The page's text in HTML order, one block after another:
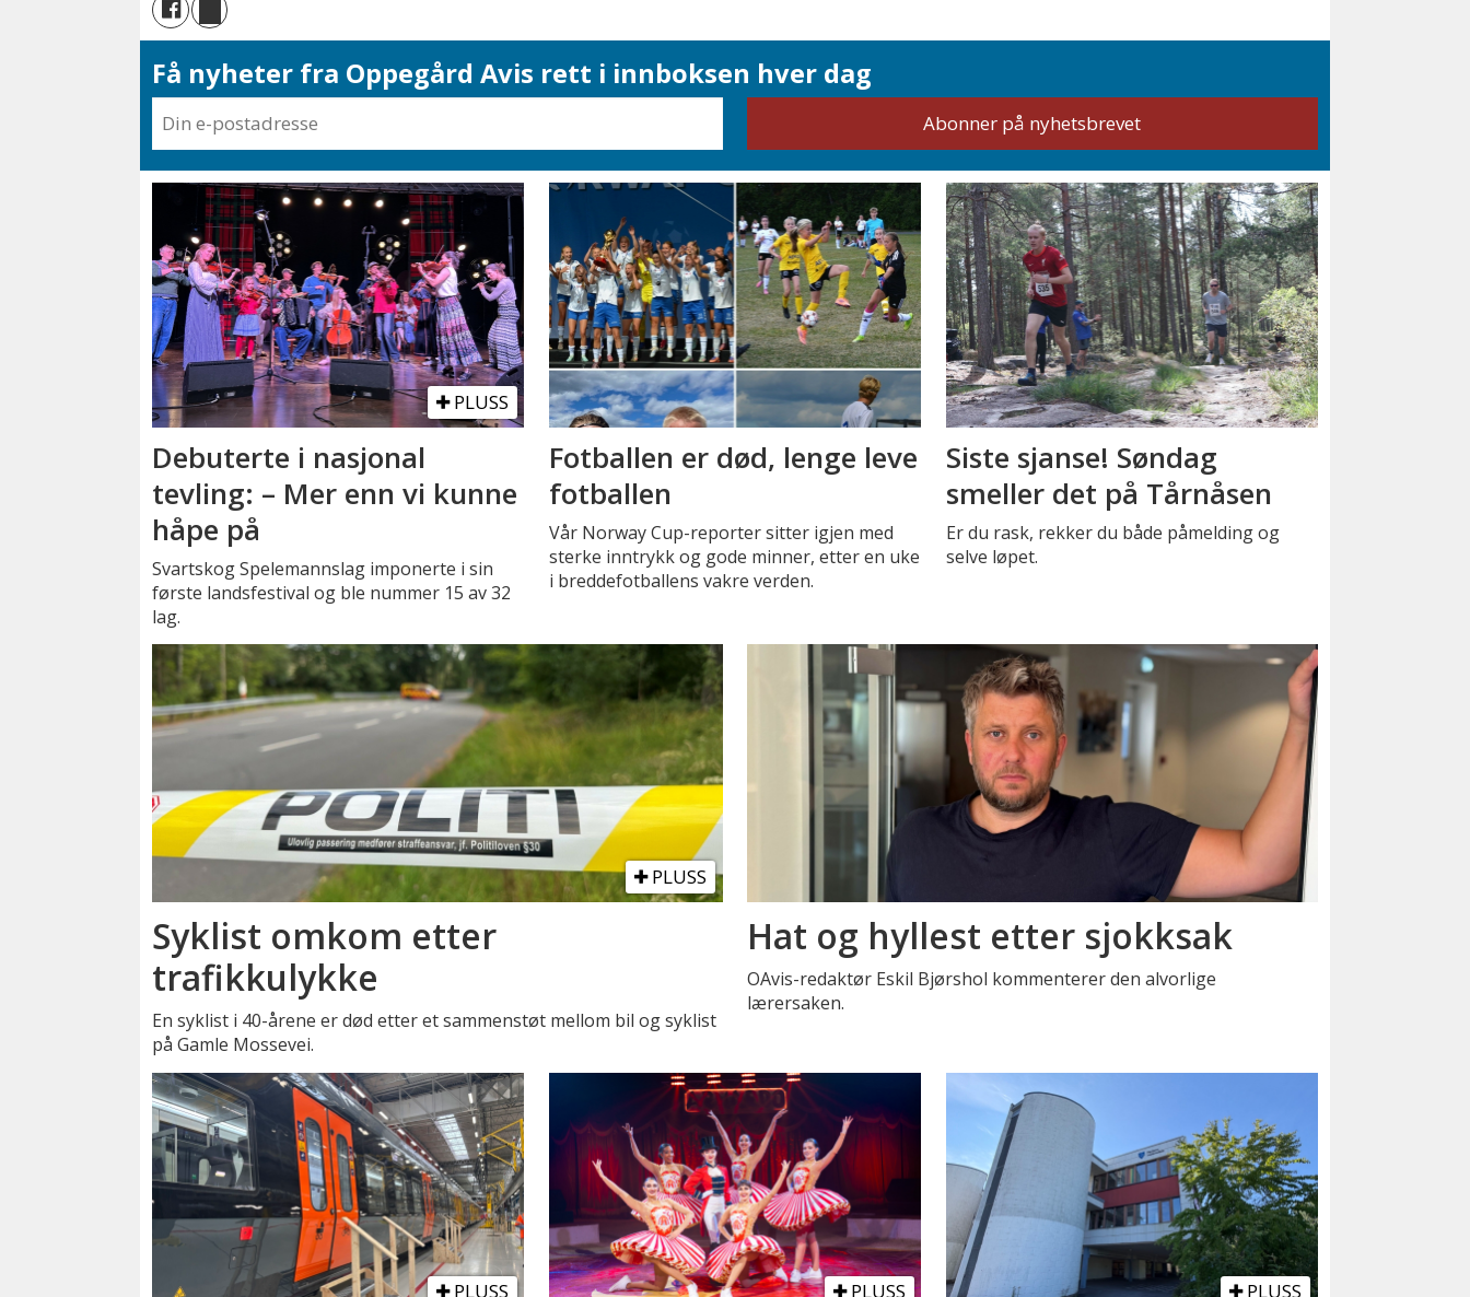
Få nyheter fra Oppegård Avis rett i innboksen hver dag
PLUSS
Debuterte i nasjonal
tevling: – Mer enn vi kunne
håpe på
Svartskog Spelemannslag imponerte i sin
første landsfestival og ble nummer 15 av 32
lag.
Fotballen er død, lenge leve
fotballen
Vår Norway Cup-reporter sitter igjen med
sterke inntrykk og gode minner, etter en uke
i breddefotballens vakre verden.
Siste sjanse! Søndag
smeller det på Tårnåsen
Er du rask, rekker du både påmelding og
selve løpet.
PLUSS
Syklist omkom etter
trafikkulykke
En syklist i 40-årene er død etter et sammenstøt mellom bil og syklist
på Gamle Mossevei.
Hat og hyllest etter sjokksak
OAvis-redaktør Eskil Bjørshol kommenterer den alvorlige
lærersaken.
PLUSS PLUSS PLUSS